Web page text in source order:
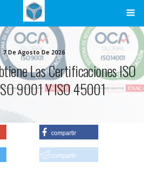
7 De Agosto De 2026
Las Certificaciones ISO
9001 Y ISO 45001
compartir
compartir